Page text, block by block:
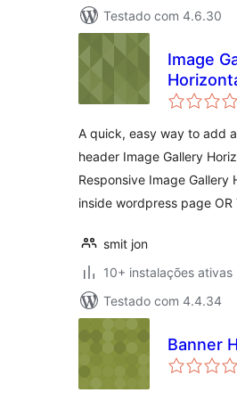
Testado com 4.6.30
Image
A quick, easy way to add
header Image Gallery
Responsive Image Gallery
inside wordpress page OR
smit jon
10+ instalações ativas
Testado com 4.4.34
Banner